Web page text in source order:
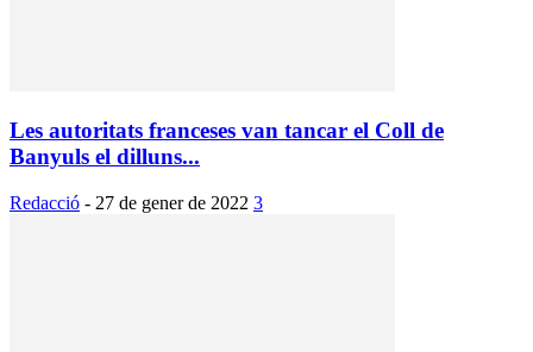
Les autoritats franceses van tancar el Coll de
Banyuls el dilluns...
Redacció - 27 de gener de 2022 3